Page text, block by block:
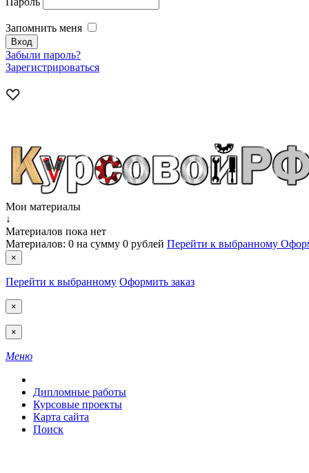
Запомнить меня
Забыли пароль?
Зарегистрироваться
Мои материалы
↓
Материалов пока нет
Материалов: 0 на сумму 0 рублей Перейти к выбранному
×
Перейти к выбранному Оформить заказ
×
×
Меню
Дипломные работы
Курсовые проекты
Карта сайта
Поиск